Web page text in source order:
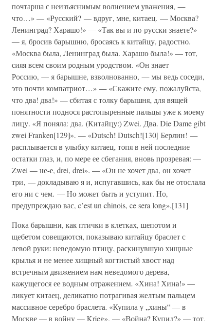
почтарша с неизъяснимым волнением уважения, —
что…» — «Русский? — вдруг, мне, китаец. — Москва?
Ленинград? Харашо!» — «Так вы и по-русски знаете?»
— я, бросив барышню, бросаясь к китайцу, радостно.
«Москва была, Ленинград была. Харашо была!» — тот,
сияя всем своим родным уродством. «Он знает
Россию, — я барышне, взволнованно, — мы ведь соседи,
это почти компатриот…» — «Скажите ему, пожалуйста,
что два! два!» — сбитая с толку барышня, для вящей
понятности поднося растопыренные пальцы уже к моему
лицу. «Я поняла: два. (Китайцу:) Zwei. Два. Die Dame gibt
zwei Franken[129]». — «Dutsch! Dutsch![130] Берлин! —
расплывается в улыбку китаец, топя в ней последние
остатки глаз, и, по мере ее сбегания, вновь прозревая: —
Zwei — не-е, drei, drei». — «Он не хочет два, он хочет
три, — докладываю я и, испугавшись, как бы не отослала
его ни с чем. — Но может быть и уступит. Но,
предупреждаю вас, c’est un chinois, ce sera long».[131]
Пока барышни, как птички в клетках, шепотом и
щебетом совещаются, показываю китайцу браслет с
левой руки: неведомую птицу, раскинувшую хищные
крылья и не менее хищный когтистый хвост над
встречным движением нам неведомого дерева,
кажущегося ее водным отражением. «Хина! Хина!» —
ликует китаец, деликатно потрагивая желтым пальцем
массивное серебро браслета. «Купила у „хины“ — в
Москве — в войну — Krieg». — «Война? Купил?» — тот,